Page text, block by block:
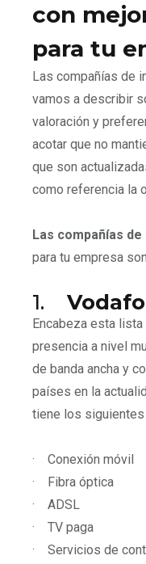
con
para tu
Las compañías de
vamos a describir
valoración y
acotar que no
que son
como referencia la
Las compañías
para tu empresa
1.
Encabeza esta
presencia a nivel
de banda ancha y
países en la
tiene los
·
Conexión móvil
·
Fibra óptica
·
ADSL
·
TV paga
·
Servicios de